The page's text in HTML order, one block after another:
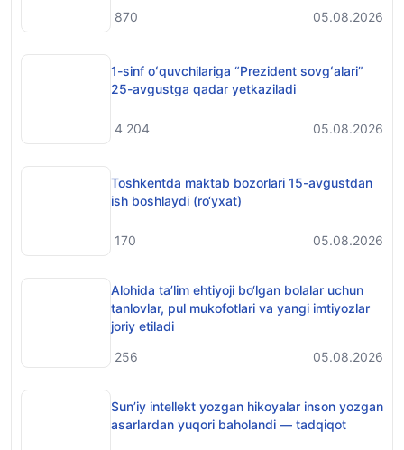
870 05.08.2026
1-sinf oʻquvchilariga “Prezident sovgʻalari”
25-avgustga qadar yetkaziladi
4 204 05.08.2026
Toshkentda maktab bozorlari 15-avgustdan
ish boshlaydi (ro‘yxat)
170 05.08.2026
Alohida ta’lim ehtiyoji bo‘lgan bolalar uchun
tanlovlar, pul mukofotlari va yangi imtiyozlar
joriy etiladi
256
05.08.2026
Sunʼiy intellekt yozgan hikoyalar inson yozgan
asarlardan yuqori baholandi — tadqiqot